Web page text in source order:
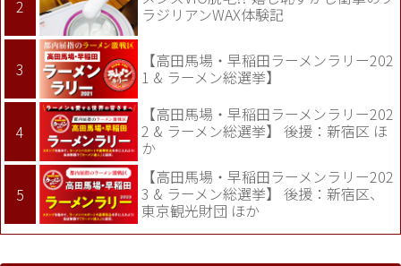
ラジリアンWAX体験記
【高田馬場・早稲田ラーメンラリー202
1 & ラーメン総選挙】
【高田馬場・早稲田ラーメンラリー202
2 & ラーメン総選挙】 後援：新宿区 ほ
か
【高田馬場・早稲田ラーメンラリー202
3 & ラーメン総選挙】 後援：新宿区、
東京観光財団 ほか